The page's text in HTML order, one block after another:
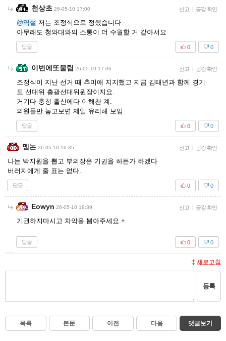
천상초 26-05-10 17:00 신고 | 공감 확인
@역설 저는 조정식으로 정했습니다
아무래도 청와대와의 소통이 더 수월할 거 같아서요
답글 0
0
이번에또물림 26-05-10 17:06 신고 | 공감 확인
조정식이 지난 선거 때 추미애 지지했고 지금 김태년과 함께 경기
도 선대위 총괄선대위원장이지요.
거기다 충청 출신에다 이해찬 계.
의원들만 놓고보면 제일 유리해 보임.
답글 0
0
멤논 26-05-10 16:35 신고 | 공감 확인
나는 박지원을 뽑고 부의장은 기권을 하든가 하겠다
버러지에게 줄 표는 없다.
답글 0
0
Eowyn 26-05-10 18:39 신고 | 공감 확인
기권하지마시고 차악을 뽑아주세요.+
답글 0
0
새로고침
등록
목록 본문 이전 다음 댓글보기